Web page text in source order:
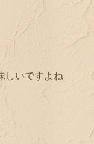
しいですよね